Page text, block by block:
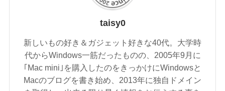
taisy0
新しいもの好き＆ガジェット好きな40代。大学時
代からWindows一筋だったものの、2005年9月に
｢Mac mini｣を購入したのをきっかけにWindowsと
Macのブログを書き始め、2013年に独自ドメイン